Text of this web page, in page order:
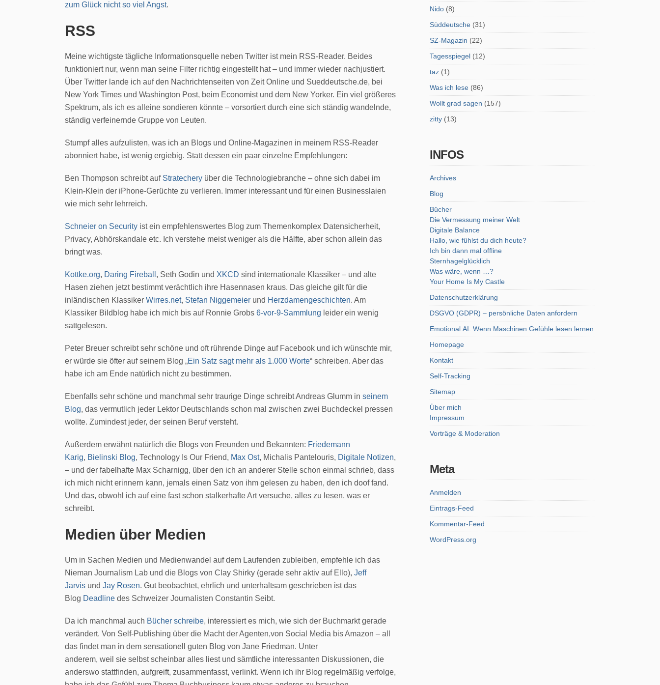
zum Glück nicht so viel Angst.
RSS
Meine wichtigste tägliche Informationsquelle neben Twitter ist mein RSS-Reader. Beides
funktioniert nur, wenn man seine Filter richtig eingestellt hat – und immer wieder nachjustiert.
Über Twitter lande ich auf den Nachrichtenseiten von Zeit Online und Sueddeutsche.de, bei
New York Times und Washington Post, beim Economist und dem New Yorker. Ein viel größeres
Spektrum, als ich es alleine sondieren könnte – vorsortiert durch eine sich ständig wandelnde,
ständig verfeinernde Gruppe von Leuten.
Stumpf alles aufzulisten, was ich an Blogs und Online-Magazinen in meinem RSS-Reader
abonniert habe, ist wenig ergiebig. Statt dessen ein paar einzelne Empfehlungen:
Ben Thompson schreibt auf Stratechery über die Technologiebranche – ohne sich dabei im
Klein-Klein der iPhone-Gerüchte zu verlieren. Immer interessant und für einen Businesslaien
wie mich sehr lehrreich.
Schneier on Security ist ein empfehlenswertes Blog zum Themenkomplex Datensicherheit,
Privacy, Abhörskandale etc. Ich verstehe meist weniger als die Hälfte, aber schon allein das
bringt was.
Kottke.org, Daring Fireball , Seth Godin und XKCD sind internationale Klassiker – und alte
Hasen ziehen jetzt bestimmt verächtlich ihre Hasennasen kraus. Das gleiche gilt für die
inländischen Klassiker Wirres.net, Stefan Niggemeier und Herzdamengeschichten. Am
Klassiker Bildblog habe ich mich bis auf Ronnie Grobs 6-vor-9-Sammlung leider ein wenig
sattgelesen.
Peter Breuer schreibt sehr schöne und oft rührende Dinge auf Facebook und ich wünschte mir,
er würde sie öfter auf seinem Blog „Ein Satz sagt mehr als 1.000 Worte“ schreiben. Aber das
habe ich am Ende natürlich nicht zu bestimmen.
Ebenfalls sehr schöne und manchmal sehr traurige Dinge schreibt Andreas Glumm in seinem
Blog, das vermutlich jeder Lektor Deutschlands schon mal zwischen zwei Buchdeckel pressen
wollte. Zumindest jeder, der seinen Beruf versteht.
Außerdem erwähnt natürlich die Blogs von Freunden und Bekannten: Friedemann
Karig, Bielinski Blog, Technology Is Our Friend, Max Ost, Michalis Pantelouris, Digitale Notizen,
– und der fabelhafte Max Scharnigg, über den ich an anderer Stelle schon einmal schrieb, dass
ich mich nicht erinnern kann, jemals einen Satz von ihm gelesen zu haben, den ich doof fand.
Und das, obwohl ich auf eine fast schon stalkerhafte Art versuche, alles zu lesen, was er
schreibt.
Medien über Medien
Um in Sachen Medien und Medienwandel auf dem Laufenden zubleiben, empfehle ich das
Nieman Journalism Lab und die Blogs von Clay Shirky (gerade sehr aktiv auf Ello), Jeff
Jarvis und Jay Rosen. Gut beobachtet, ehrlich und unterhaltsam geschrieben ist das
Blog Deadline des Schweizer Journalisten Constantin Seibt.
Da ich manchmal auch Bücher schreibe, interessiert es mich, wie sich der Buchmarkt gerade
verändert. Von Self-Publishing über die Macht der Agenten,von Social Media bis Amazon – all
das findet man in dem sensationell guten Blog von Jane Friedman. Unter
anderem, weil sie selbst scheinbar alles liest und sämtliche interessanten Diskussionen, die
anderswo stattfinden, aufgreift, zusammenfasst, verlinkt. Wenn ich ihr Blog regelmäßig verfolge,
Nido(8)
Süddeutsche(31)
SZ-Magazin (22)
Tagesspiegel(12)
taz(1)
Was ich lese(86)
Wollt grad sagen (157)
zitty(13)
INFOS
Archives
Blog
Bücher
Die Vermessung meiner Welt
Digitale Balance
Hallo, wie fühlst du dich heute?
Ich bin dann mal offline
Sternhagelglücklich
Was wäre, wenn …?
Your Home Is My Castle
Datenschutzerklärung
DSGVO (GDPR) – persönliche Daten anfordern
Emotional AI: Wenn Maschinen Gefühle lesen lernen
Homepage
Kontakt
Self-Tracking
Sitemap
Über mich
Impressum
Vorträge & Moderation
Meta
Anmelden
Eintrags-Feed
Kommentar-Feed
WordPress.org